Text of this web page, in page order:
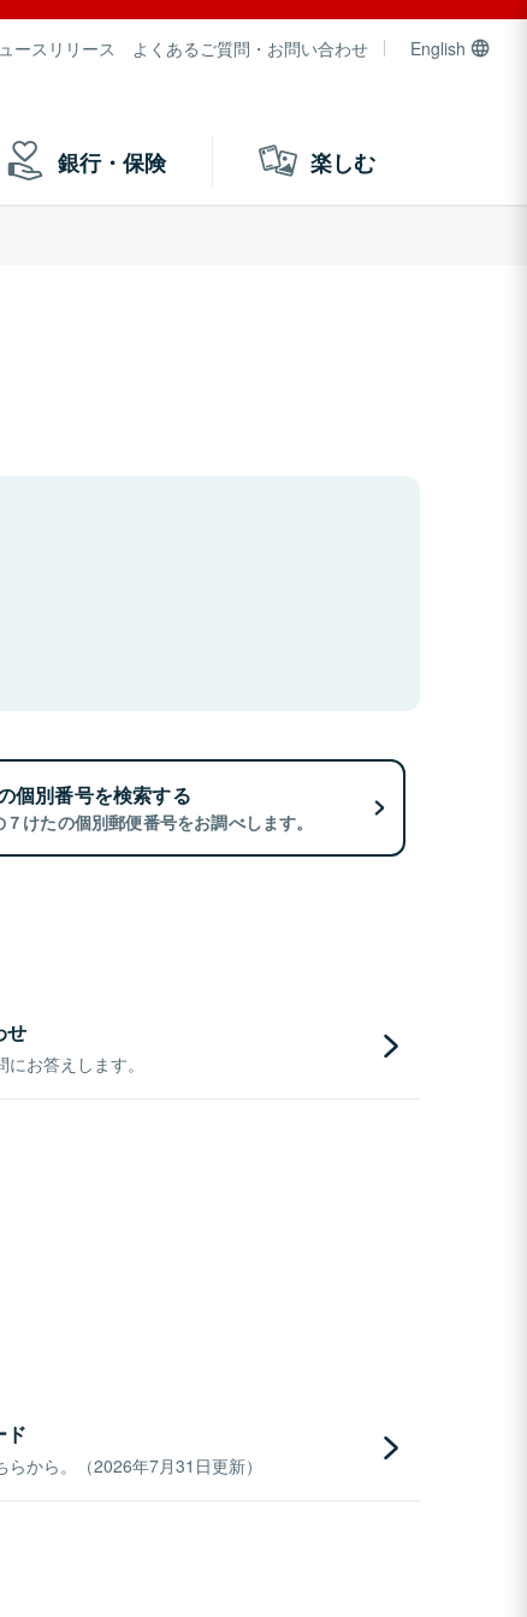
ースリリース よくあるご質問・お問い合わせ English
銀行・保険 楽しむ
個別番号を検索する
けたの個別郵便番号をお調べします。
せ
お答えします。
ド
から。（2026年7月31日更新）